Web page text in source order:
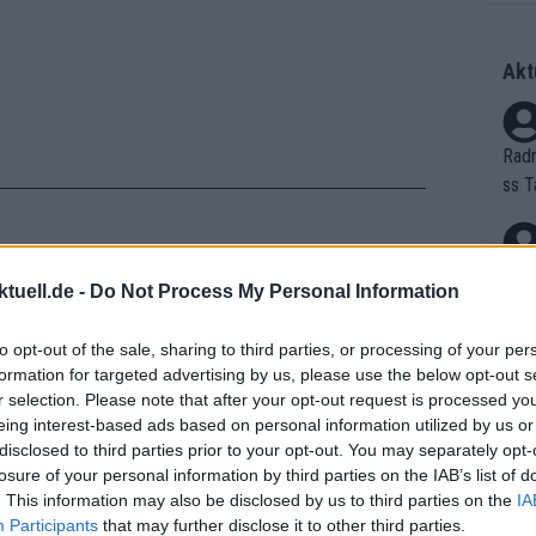
- Do Not Process My Personal Information
opt-out of the sale, sharing to third parties, or processing of your
for targeted advertising by us, please use the below opt-out
selection. Please note that after your opt-out request is processed
interest-based ads based on personal information utilized by us
to third parties prior to your opt-out. You may separately
of your personal information by third parties on the IAB’s list of
This information may also be disclosed by us to third parties on the
Participants that may further disclose it to other third parties.
der Tour of the Alps gestürzt,
hat", teilte das Team Bahrain -
wird er weiter untersucht. Gute
ss
as
Auf
V?